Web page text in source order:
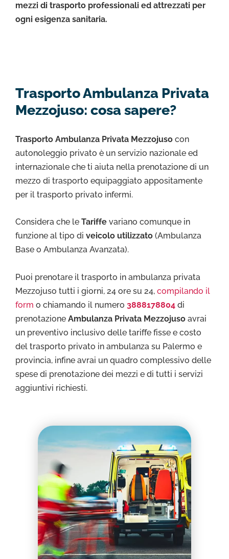
mezzi di trasporto professionali ed attrezzati per
ogni esigenza sanitaria.
Trasporto Ambulanza Privata
Mezzojuso: cosa sapere?
Trasporto Ambulanza Privata Mezzojuso con
autonoleggio privato è un servizio nazionale ed
internazionale che ti aiuta nella prenotazione di un
mezzo di trasporto equipaggiato appositamente
per il trasporto privato infermi.
Considera che le Tariffe variano comunque in
funzione al tipo di veicolo utilizzato (Ambulanza
Base o Ambulanza Avanzata).
Puoi prenotare il trasporto in ambulanza privata
Mezzojuso tutti i giorni, 24 ore su 24, compilando il
form o chiamando il numero 3888178804 di
prenotazione Ambulanza Privata Mezzojuso avrai
un preventivo inclusivo delle tariffe fisse e costo
del trasporto privato in ambulanza su Palermo e
provincia, infine avrai un quadro complessivo delle
spese di prenotazione dei mezzi e di tutti i servizi
aggiuntivi richiesti.